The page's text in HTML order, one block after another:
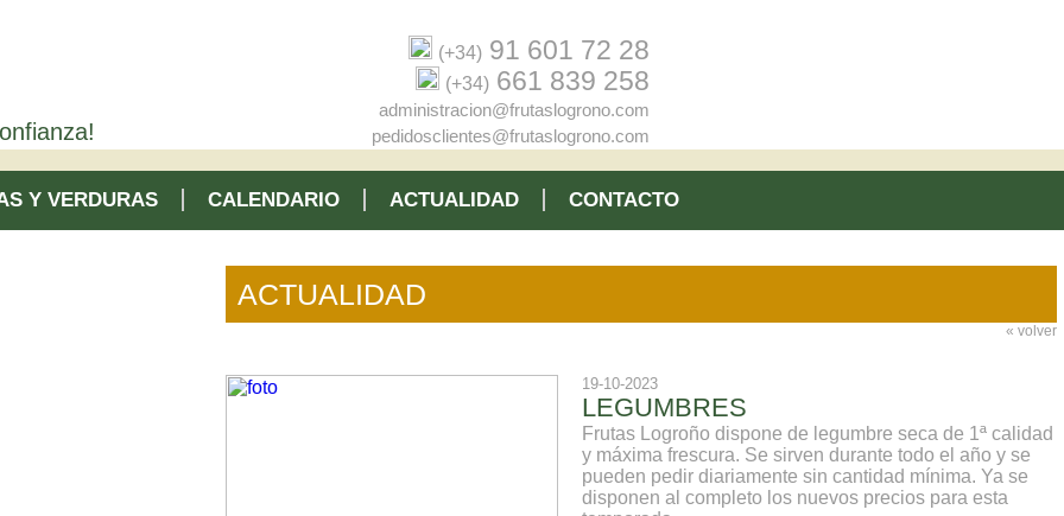
(+34) 91 601 72 28
(+34) 661 839 258
administracion@frutaslogrono.com
pedidosclientes@frutaslogrono.com
Y VERDURAS CALENDARIO ACTUALIDAD CONTACTO
ACTUALIDAD
« volver
19-10-2023
LEGUMBRES
Frutas Logroño dispone de legumbre seca de 1ª calidad
y máxima frescura. Se sirven durante todo el año y se
pueden pedir diariamente sin cantidad mínima. Ya se
disponen al completo los nuevos precios para esta